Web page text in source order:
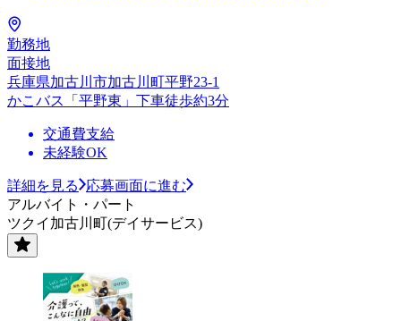
勤務地
面接地
兵庫県加古川市加古川町平野23-1
かこバス「平野東」下車徒歩約3分
交通費支給
未経験OK
詳細を見る
応募画面に進む
アルバイト・パート
ツクイ加古川町(デイサービス)